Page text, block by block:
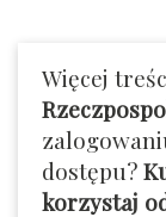
Więcej
dostępu?
korzystaj